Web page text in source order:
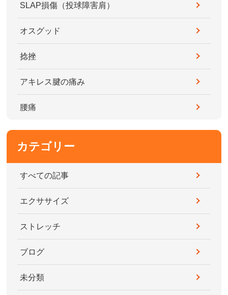
SLAP損傷（投球障害肩）
オスグッド
捻挫
アキレス腱の痛み
腰痛
カテゴリー
すべての記事
エクササイズ
ストレッチ
ブログ
未分類